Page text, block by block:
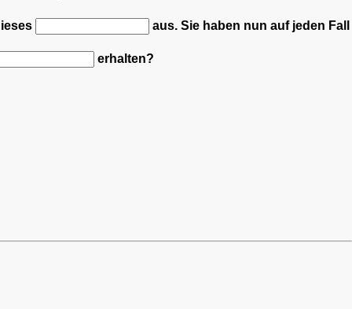
aus. Sie haben nun auf jeden Fall
erhalten?